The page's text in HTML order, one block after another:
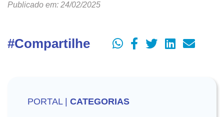
Publicado em: 24/02/2025
#Compartilhe
PORTAL | CATEGORIAS